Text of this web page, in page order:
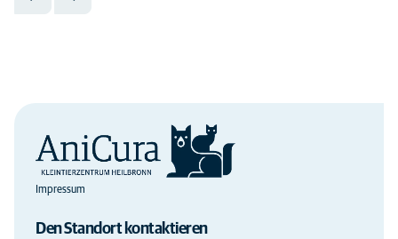
Impressum
Den Standort kontaktieren